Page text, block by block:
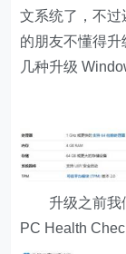
文系统了，不
的朋友不懂得
几种升级
升级之前我们
PC Health